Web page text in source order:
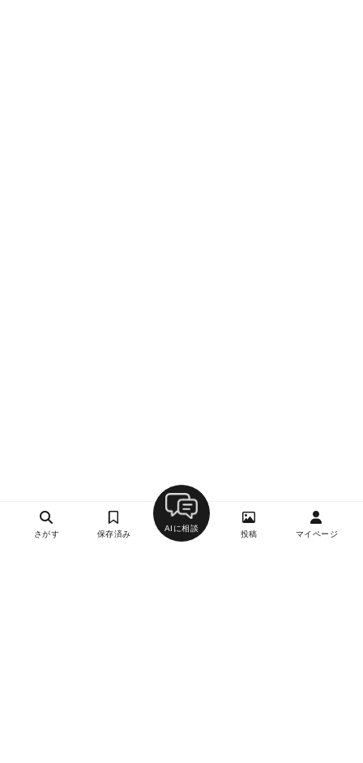
さがす 保存済み
AIに相談
投稿 マイページ